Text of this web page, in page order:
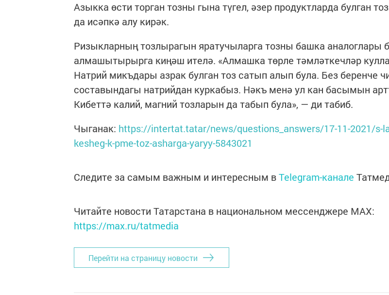
Азыкка өсти торган тозны гына түгел, әзер продуктларда булган
да исәпкә алу кирәк.
Ризыкларның тозлырагын яратучыларга тозны башка аналоглары
алмашытырырга киңәш ителә. «Алмашка төрле тәмләткечләр
Натрий микъдары азрак булган тоз сатып алып була. Без беренче
составындагы натрийдан куркабыз. Нәкъ менә ул кан басымын
Кибеттә калий, магний тозларын да табып була», — ди табиб.
Чыганак: https://intertat.tatar/news/questions_answers/17-11-2021/s-
kesheg-k-pme-toz-asharga-yaryy-5843021
Следите за самым важным и интересным вTelegram-канале
Читайте новости Татарстана в национальном мессенджере MАХ:
https://max.ru/tatmedia
Перейти на страницу новости